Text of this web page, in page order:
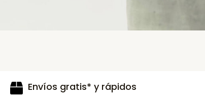
Envíos gratis* y rápidos